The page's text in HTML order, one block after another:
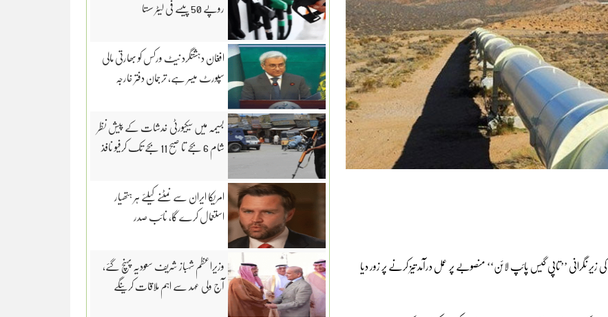
نگرانی ’’تاپی گیس پائپ لائن‘‘ منصوبے پر عمل درآمد تیز کرنے پر زور دیا
روپے 50 پیسے فی لیٹر سستا
افغان دہشتگرد نیٹ ورکس کو بھارتی مالی
سپورٹ میسر ہے، ترجمان دفتر خارجہ
بسیمہ میں سیکیورٹی خدشات کے پیش نظر
شام 6 بجے تا صبح 11 بجے تک کرفیو نافذ
امریکا ایران سے نمٹنے کیلئے ہر ہتھیار
استعمال کرے گا، نائب صدر
وزیراعظم شہباز شریف سعودیہ پہنچ گئے،
آج ولی عہد سے اہم ملاقات کرینگے